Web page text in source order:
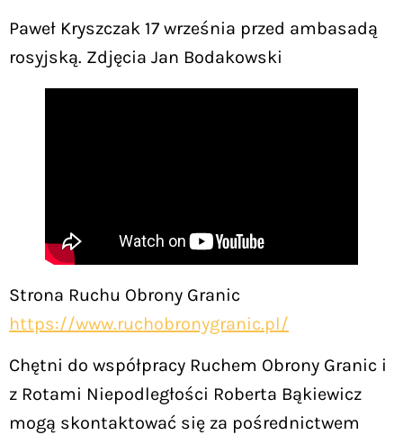
Paweł Kryszczak 17 września przed ambasadą
rosyjską. Zdjęcia Jan Bodakowski
Strona Ruchu Obrony Granic
https://www.ruchobronygranic.pl/
Chętni do współpracy Ruchem Obrony Granic i
z Rotami Niepodległości Roberta Bąkiewicz
mogą skontaktować się za pośrednictwem